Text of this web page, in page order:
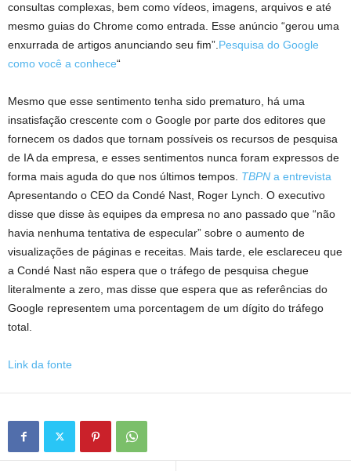
consultas complexas, bem como vídeos, imagens, arquivos e até
mesmo guias do Chrome como entrada. Esse anúncio “gerou uma
enxurrada de artigos anunciando seu fim”. Pesquisa do Google
como você a conhece“
Mesmo que esse sentimento tenha sido prematuro, há uma
insatisfação crescente com o Google por parte dos editores que
fornecem os dados que tornam possíveis os recursos de pesquisa
de IA da empresa, e esses sentimentos nunca foram expressos de
forma mais aguda do que nos últimos tempos. TBPN a entrevista
Apresentando o CEO da Condé Nast, Roger Lynch. O executivo
disse que disse às equipes da empresa no ano passado que “não
havia nenhuma tentativa de especular” sobre o aumento de
visualizações de páginas e receitas. Mais tarde, ele esclareceu que
a Condé Nast não espera que o tráfego de pesquisa chegue
literalmente a zero, mas disse que espera que as referências do
Google representem uma porcentagem de um dígito do tráfego
total.
Link da fonte